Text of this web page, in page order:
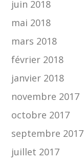
juin 2018
mai 2018
mars 2018
février 2018
janvier 2018
novembre 2017
octobre 2017
septembre 2017
juillet 2017